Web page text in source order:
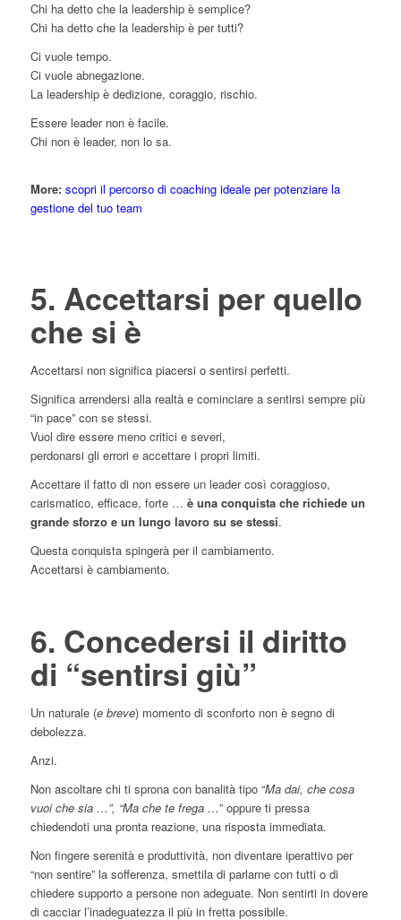
Chi ha detto che la leadership è semplice?
Chi ha detto che la leadership è per tutti?
Ci vuole tempo.
Ci vuole abnegazione.
La leadership è dedizione, coraggio, rischio.
Essere leader non è facile.
Chi non è leader, non lo sa.
More:scopri il percorso di coaching ideale per potenziare la
gestione del tuo team
5. Accettarsi per quello
che si è
Accettarsi non significa piacersi o sentirsi perfetti.
Significa arrendersi alla realtà e cominciare a sentirsi sempre più
“in pace” con se stessi.
Vuol dire essere meno critici e severi,
perdonarsi gli errori e accettare i propri limiti.
Accettare il fatto di non essere un leader così coraggioso,
carismatico, efficace, forte … è una conquista che richiede un
grande sforzo e un lungo lavoro su se stessi.
Questa conquista spingerà per il cambiamento.
Accettarsi è cambiamento.
6. Concedersi il diritto
di “sentirsi giù”
Un naturale (e breve) momento di sconforto non è segno di
debolezza.
Anzi.
Non ascoltare chi ti sprona con banalità tipo “Ma dai, che cosa
vuoi che sia …”, “Ma che te frega …” oppure ti pressa
chiedendoti una pronta reazione, una risposta immediata.
Non fingere serenità e produttività, non diventare iperattivo per
“non sentire” la sofferenza, smettila di parlarne con tutti o di
chiedere supporto a persone non adeguate. Non sentirti in dovere
di cacciar l’inadeguatezza il più in fretta possibile.